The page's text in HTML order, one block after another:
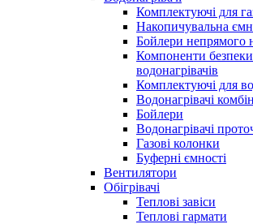
Комплектуючі для
Накопичувальна
Бойлери непрямого
Компоненти
водонагрівачів
Комплектуючі для
Водонагрівачі
Бойлери
Водонагрівачі
Газові колонки
Буферні ємності
Вентилятори
Обігрівачі
Теплові завіси
Теплові гармати